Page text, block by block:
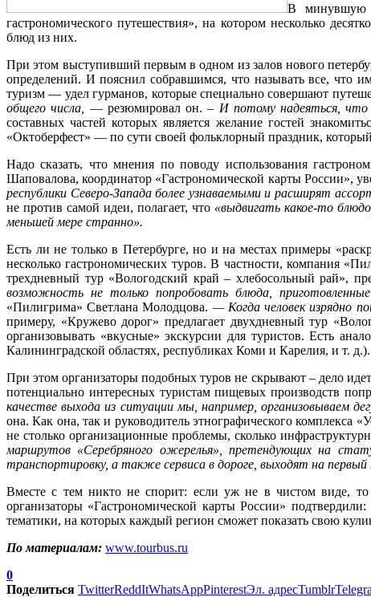
В минувшую
гастрономического путешествия», на котором несколько
блюд из них.
При этом выступивший первым в одном из залов нового
определений. И пояснил собравшимся, что называть все, что
туризм — удел гурманов, которые специально совершают
общего числа,
— резюмировал он. – И потому надеяться,
составных частей которых является желание гостей
«Октоберфест» — по сути своей фольклорный праздник,
Надо сказать, что мнения по поводу использования
Шаповалова, координатор «Гастрономической карты России»,
республики Северо-Запада более узнаваемыми и расширят
не против самой идеи, полагает, что «выдвигать какое-то
меньшей мере странно».
Есть ли не только в Петербурге, но и на местах примеры
несколько гастрономических туров. В частности, компания
трехдневный тур «Вологодский край – хлебосольный рай»,
возможность не только попробовать блюда,
«Пилигрима» Светлана Молодцова. — Когда человек изрядно
примеру, «Кружево дорог» предлагает двухдневный тур
организовывать «вкусные» экскурсии для туристов. Есть
Калининградской областях, республиках Коми и Карелия, и т. д.).
При этом организаторы подобных туров не скрывают – дело
потенциально интересных туристам пищевых производств
качестве выхода из ситуации мы, например, организовываем
она. Как она, так и руководитель этнографического комплекса
не столько организационные проблемы, сколько
маршрутов «Серебряного ожерелья», претендующих на
транспортировку, а также сервиса в дороге, выходят на
Вместе с тем никто не спорит: если уж не в чистом виде, то
организаторы «Гастрономической карты России»
тематики, на которых каждый регион сможет показать свою
По материалам: www.tourbus.ru
0
Поделиться TwitterReddItWhatsAppPinterestЭл. адресTumblr